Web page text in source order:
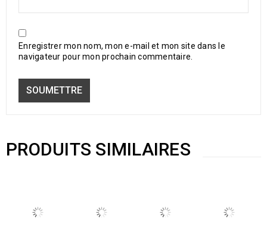
Enregistrer mon nom, mon e-mail et mon site dans le
navigateur pour mon prochain commentaire.
PRODUITS SIMILAIRES